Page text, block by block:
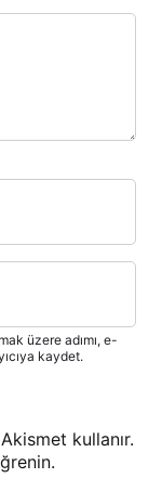
üzere adımı, e-
kaydet.
kullanır.